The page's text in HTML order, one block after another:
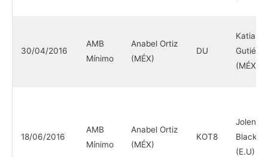
30/04/2016
AMB
Mínimo
Anabel Ortiz
(MÉX)
DU
Katia
(MÉX)
18/06/2016
AMB
Mínimo
Anabel Ortiz
(MÉX)
KOT8
Jolene
(E.U)